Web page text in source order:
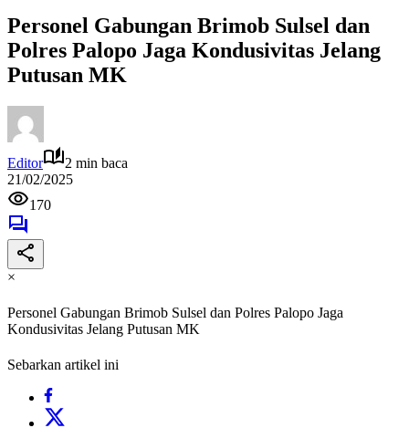
Personel Gabungan Brimob Sulsel dan
Polres Palopo Jaga Kondusivitas Jelang
Putusan MK
Editor
2 min baca
21/02/2025
170
×
Personel Gabungan Brimob Sulsel dan Polres Palopo Jaga
Kondusivitas Jelang Putusan MK
Sebarkan artikel ini